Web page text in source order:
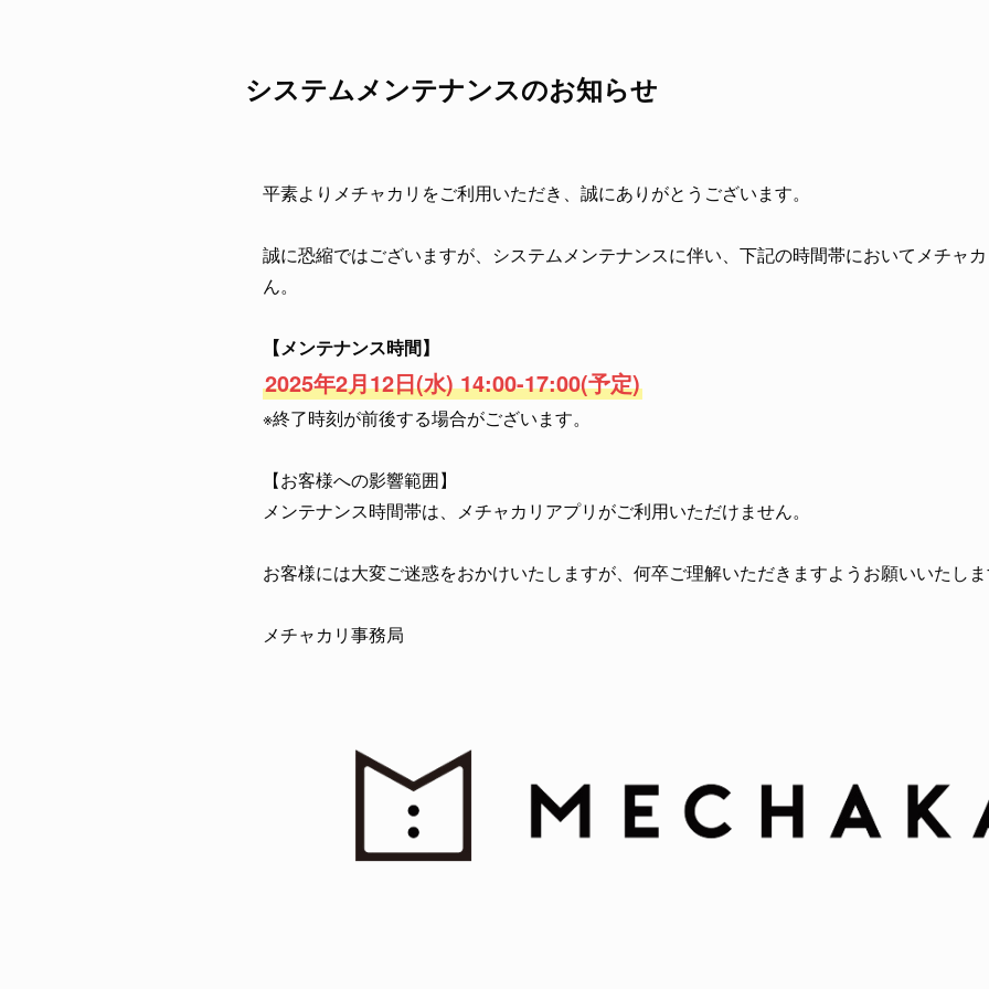
システムメンテナンスのお知らせ
平素よりメチャカリをご利用いただき、誠にありがとうございます。
誠に恐縮ではございますが、システムメンテナンスに伴い、下記の時間帯においてメチャ
ん。
【メンテナンス時間】
2025年2月12日(水) 14:00-17:00(予定)
※終了時刻が前後する場合がございます。
【お客様への影響範囲】
メンテナンス時間帯は、メチャカリアプリがご利用いただけません。
お客様には大変ご迷惑をおかけいたしますが、何卒ご理解いただきますようお願いいたし
メチャカリ事務局